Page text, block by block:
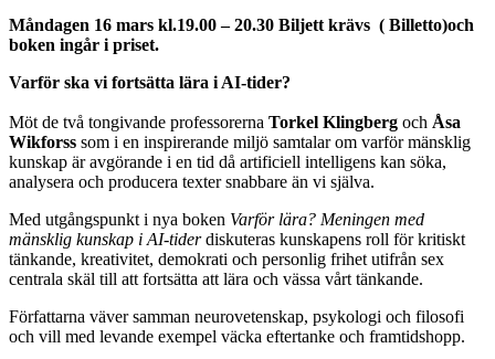
Måndagen 16 mars kl.19.00 – 20.30 Biljett krävs ( Billetto)och
boken ingår i priset.
Varför ska vi fortsätta lära i AI-tider?
Möt de två tongivande professorerna Torkel Klingberg och Åsa
Wikforss som i en inspirerande miljö samtalar om varför mänsklig
kunskap är avgörande i en tid då artificiell intelligens kan söka,
analysera och producera texter snabbare än vi själva.
Med utgångspunkt i nya boken Varför lära? Meningen med
mänsklig kunskap i AI-tiderdiskuteras kunskapens roll för kritiskt
tänkande, kreativitet, demokrati och personlig frihet utifrån sex
centrala skäl till att fortsätta att lära och vässa vårt tänkande.
Författarna väver samman neurovetenskap, psykologi och filosofi
och vill med levande exempel väcka eftertanke och framtidshopp.